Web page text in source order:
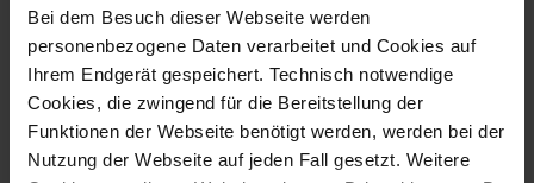
Bei dem Besuch dieser Webseite werden
personenbezogene Daten verarbeitet und Cookies auf
Ihrem Endgerät gespeichert. Technisch notwendige
Cookies, die zwingend für die Bereitstellung der
Funktionen der Webseite benötigt werden, werden bei der
Nutzung der Webseite auf jeden Fall gesetzt. Weitere
BEKAPLAST